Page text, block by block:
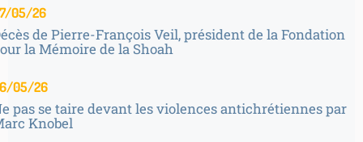
05/26
de Pierre-François Veil, président de la Fondation
la Mémoire de la Shoah
05/26
pas se taire devant les violences antichrétiennes par
Knobel